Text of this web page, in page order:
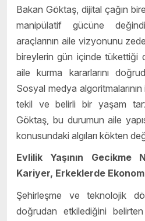
Bakan Göktaş, dijital çağın
manipülatif gücüne
araçlarının aile vizyonunu
bireylerin gün içinde tükettiği
aile kurma kararlarını
Sosyal medya
tekil ve belirli bir yaşam
Göktaş, bu durumun aile
konusundaki algıları kökten
Evlilik Yaşının Gecikme
Kariyer, Erkeklerde
Şehirleşme ve teknolojik
doğrudan etkilediğini